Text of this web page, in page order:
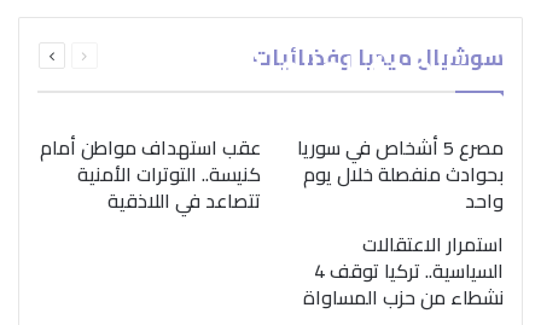
سوشيال ميديا وفضائيات الصفحةالصفحة
بمناسبة اليوم الدولي..
“الصحة العالمية” تؤكد
ضرورة اتباع نهج متكامل
لمواجهة إدمان المخدرات
مصرع 5 أشخاص في سوريا
بحوادث منفصلة خلال يوم
واحد
عقب استهداف مواطن أمام
كنيسة.. التوترات الأمنية
تتصاعد في اللاذقية
استمرار الاعتقالات
السياسية.. تركيا توقف 4
نشطاء من حزب المساواة